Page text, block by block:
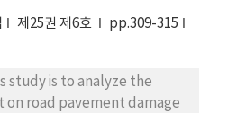
제25권 제6호
pp.309-315
study is to analyze the
road pavement damage